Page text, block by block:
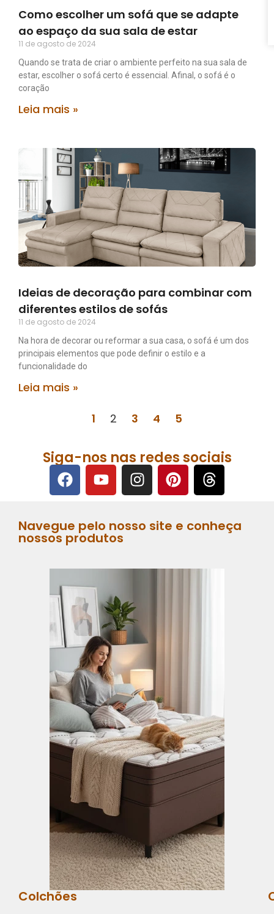
Como escolher um sofá que se adapte
ao espaço da sua sala de estar
11 de agosto de 2024
Quando se trata de criar o ambiente perfeito na sua sala de
estar, escolher o sofá certo é essencial. Afinal, o sofá é o
coração
Leia mais »
Ideias de decoração para combinar com
diferentes estilos de sofás
11 de agosto de 2024
Na hora de decorar ou reformar a sua casa, o sofá é um dos
principais elementos que pode definir o estilo e a
funcionalidade do
Leia mais »
1 2 3 4 5
Siga-nos nas redes sociais
Navegue pelo nosso site e conheça
nossos produtos
Colchões